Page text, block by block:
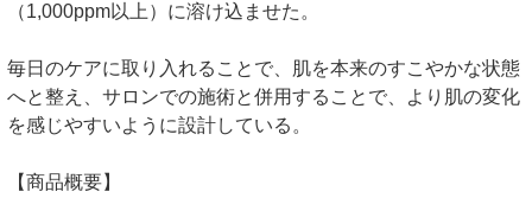
（1,000ppm以上）に溶け込ませた。
毎日のケアに取り入れることで、肌を本来のすこやかな状態
へと整え、サロンでの施術と併用することで、より肌の変化
を感じやすいように設計している。
【商品概要】